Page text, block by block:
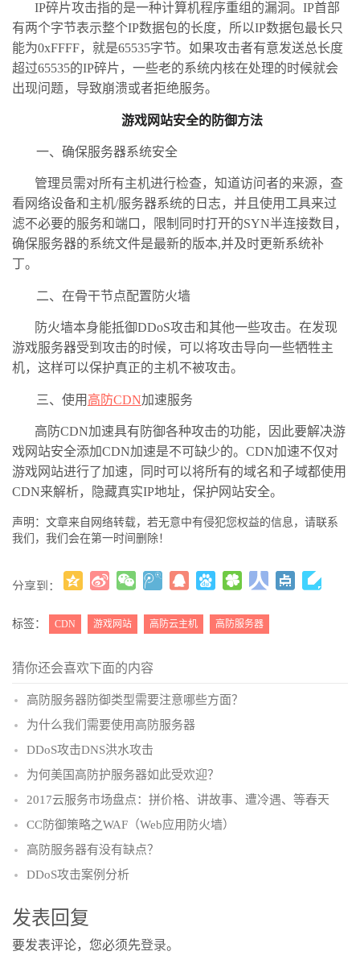
IP碎片攻击指的是一种计算机程序重组的漏洞。IP首部
有两个字节表示整个IP数据包的长度，所以IP数据包最长只
能为0xFFFF，就是65535字节。如果攻击者有意发送总长度
超过65535的IP碎片，一些老的系统内核在处理的时候就会
出现问题，导致崩溃或者拒绝服务。
游戏网站安全的防御方法
一、确保服务器系统安全
管理员需对所有主机进行检查，知道访问者的来源，查
看网络设备和主机/服务器系统的日志，并且使用工具来过
滤不必要的服务和端口，限制同时打开的SYN半连接数目，
确保服务器的系统文件是最新的版本,并及时更新系统补
丁。
二、在骨干节点配置防火墙
防火墙本身能抵御DDoS攻击和其他一些攻击。在发现
游戏服务器受到攻击的时候，可以将攻击导向一些牺牲主
机，这样可以保护真正的主机不被攻击。
三、使用 高防CDN加速服务
高防CDN加速具有防御各种攻击的功能，因此要解决游
戏网站安全添加CDN加速是不可缺少的。CDN加速不仅对
游戏网站进行了加速，同时可以将所有的域名和子域都使用
CDN来解析，隐藏真实IP地址，保护网站安全。
声明：文章来自网络转载，若无意中有侵犯您权益的信息，请联系
我们，我们会在第一时间删除！
分享到：
( )
标签： CDN 游戏网站 高防云主机 高防服务器
猜你还会喜欢下面的内容
高防服务器防御类型需要注意哪些方面？
为什么我们需要使用高防服务器
DDoS攻击DNS洪水攻击
为何美国高防护服务器如此受欢迎？
2017云服务市场盘点：拼价格、讲故事、遭冷遇、等春天
CC防御策略之WAF（Web应用防火墙）
高防服务器有没有缺点？
DDoS攻击案例分析
发表回复
要发表评论，您必须先登录。